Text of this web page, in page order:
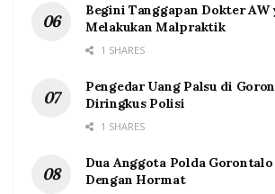
Begini Tanggapan Dokter AW
Melakukan Malpraktik
1 SHARES
Pengedar Uang Palsu di
Diringkus Polisi
1 SHARES
Dua Anggota Polda
Dengan Hormat